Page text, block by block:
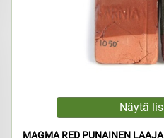
MAGMA RED PUNAINEN